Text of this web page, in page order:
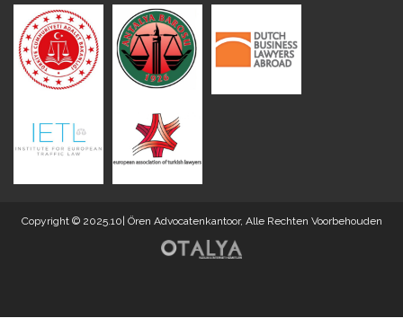
Copyright © 2025.10| Ören Advocatenkantoor, Alle Rechten Voorbehouden